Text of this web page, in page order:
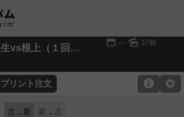
2018春季大会－粟生vs根上（１回戦） 📅 --- 🌄 37枚
プリント注文 ⚙

古→新 新→古